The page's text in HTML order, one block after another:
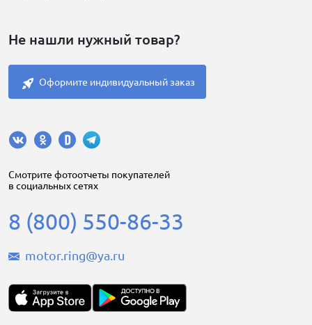
Не нашли нужный товар?
Оформите индивидуальный заказ
Cмотрите фотоотчеты покупателей
в социальных сетях
8 (800) 550-86-33
motor.ring@ya.ru